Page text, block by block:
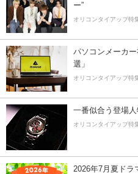
ー”
オリコンタイアップ特
パソコンメーカ
選」
オリコンタイアップ特
一番似合う登場
オリコンタイアップ特
2026年7月夏ドラ